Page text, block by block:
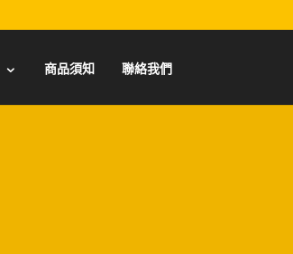
商品須知 聯絡我們